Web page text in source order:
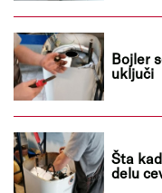
Bojler
uključi
Šta
delu